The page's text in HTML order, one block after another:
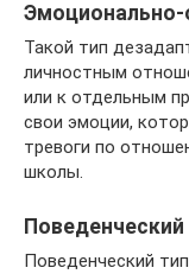
Такой тип
личностным
или к отдельным
свои эмоции,
тревоги по
школы.
Поведенческий
Поведенческий